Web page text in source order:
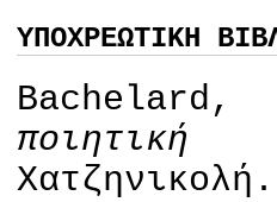
ΥΠΟΧΡΕΩΤΙΚΗ
Χατζηνικολή.